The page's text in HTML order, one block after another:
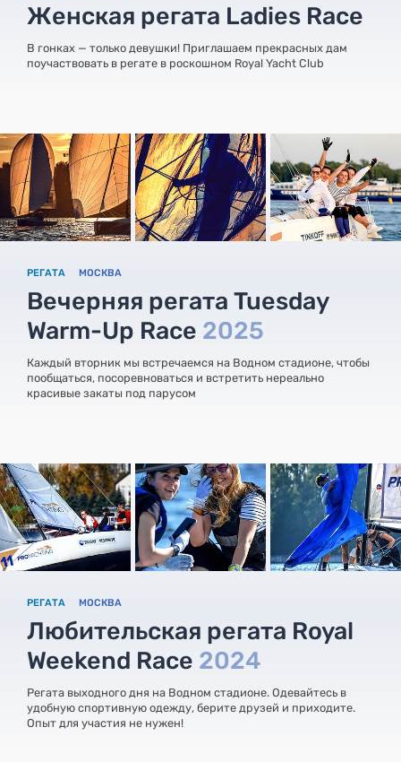
Женская регата Ladies Race
В гонках — только девушки! Приглашаем прекрасных дам
поучаствовать в регате в роскошном Royal Yacht Club
РЕГАТА МОСКВА
Вечерняя регата Tuesday
Warm-Up Race 2025
Каждый вторник мы встречаемся на Водном стадионе, чтобы
пообщаться, посоревноваться и встретить нереально
красивые закаты под парусом
РЕГАТА МОСКВА
Любительская регата Royal
Weekend Race 2024
Регата выходного дня на Водном стадионе. Одевайтесь в
удобную спортивную одежду, берите друзей и приходите.
Опыт для участия не нужен!